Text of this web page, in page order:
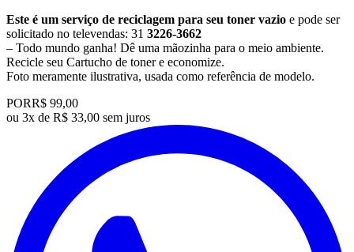
Este é um serviço de reciclagem para seu toner vazio e pode ser
solicitado no televendas: 31 3226-3662
– Todo mundo ganha! Dê uma mãozinha para o meio ambiente.
Recicle seu Cartucho de toner e economize.
​Foto meramente ilustrativa, usada como referência de modelo.
PORR$ 99,00
ou 3x de R$ 33,00 sem juros